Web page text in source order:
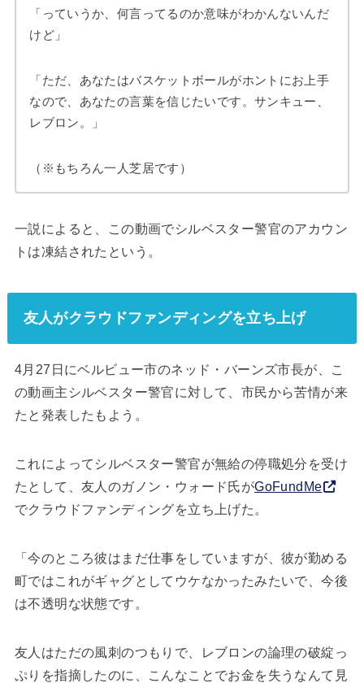
「っていうか、何言ってるのか意味がわかんないんだ
けど」
「ただ、あなたはバスケットボールがホントにお上手
なので、あなたの言葉を信じたいです。サンキュー、
レブロン。」
（※もちろん一人芝居です）
一説によると、この動画でシルベスター警官のアカウン
トは凍結されたという。
友人がクラウドファンディングを立ち上げ
4月27日にベルビュー市のネッド・バーンズ市長が、こ
の動画主シルベスター警官に対して、市民から苦情が来
たと発表したもよう。
これによってシルベスター警官が無給の停職処分を受け
たとして、友人のガノン・ウォード氏がGoFundMe
でクラウドファンディングを立ち上げた。
「今のところ彼はまだ仕事をしていますが、彼が勤める
町ではこれがギャグとしてウケなかったみたいで、今後
は不透明な状態です。
友人はただの風刺のつもりで、レブロンの論理の破綻っ
ぷりを指摘したのに、こんなことでお金を失うなんて見